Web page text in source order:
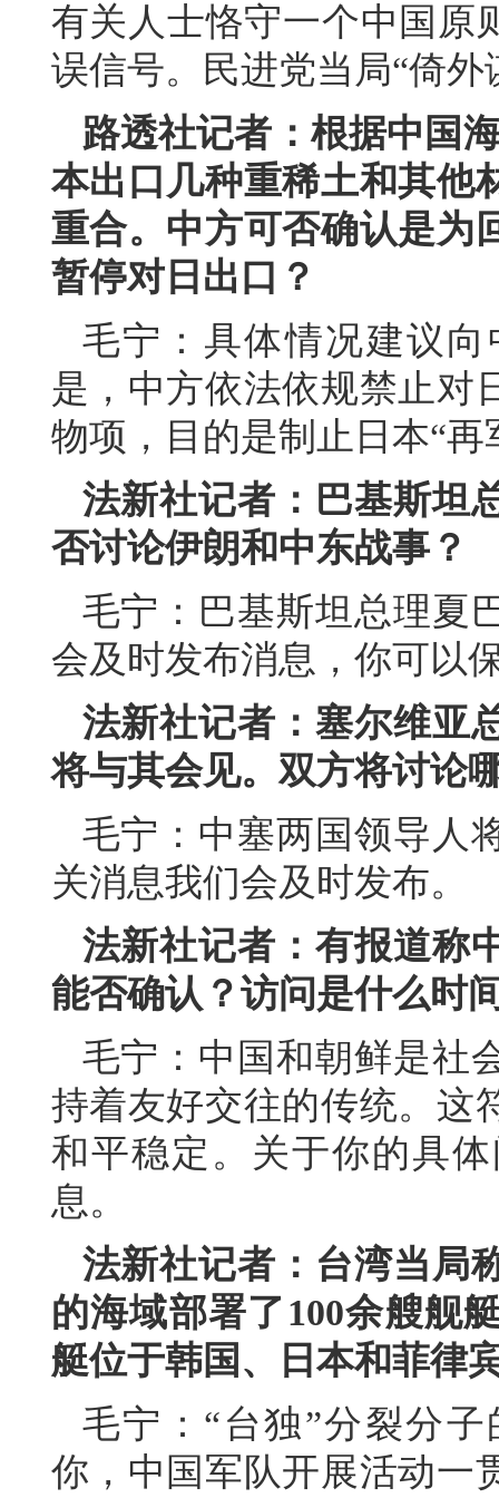
有关人士恪守一个中国原
误信号。民进党当局“倚外
路透社记者：根据中国
本出口几种重稀土和其他
重合。中方可否确认是为
暂停对日出口？
毛宁：具体情况建议
是，中方依法依规禁止对
物项，目的是制止日本“
法新社记者：巴基斯坦
否讨论伊朗和中东战事？
毛宁：巴基斯坦总理夏
会及时发布消息，你可以
法新社记者：塞尔维亚
将与其会见。双方将讨论
毛宁：中塞两国领导人
关消息我们会及时发布。
法新社记者：有报道称
能否确认？访问是什么时
毛宁：中国和朝鲜是社
持着友好交往的传统。这
和平稳定。关于你的具
息。
法新社记者：台湾当局
的海域部署了100余艘舰
艇位于韩国、日本和菲律
毛宁：“台独”分裂分
你，中国军队开展活动一